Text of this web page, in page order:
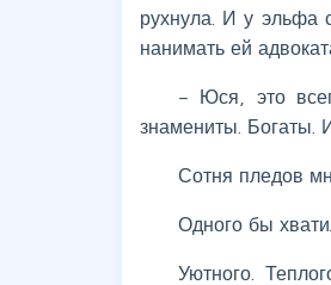
рухнула. И у эльфа
нанимать ей
– Юся, это
знамениты. Богаты.
Сотня пледов
Одного бы
Уютного.